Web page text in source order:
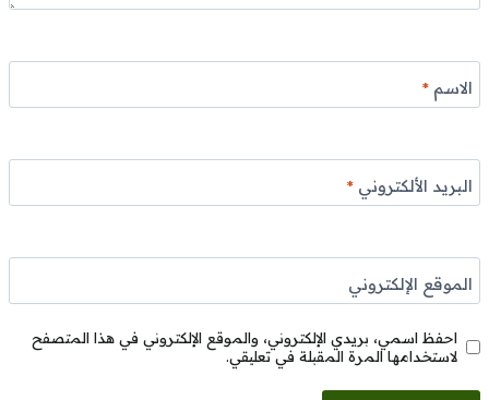
الاسم*
البريد الألكتروني*
الموقع الإلكتروني
احفظ اسمي، بريدي الإلكتروني، والموقع الإلكتروني في هذا المتصفح
لاستخدامها المرة المقبلة في تعليقي.